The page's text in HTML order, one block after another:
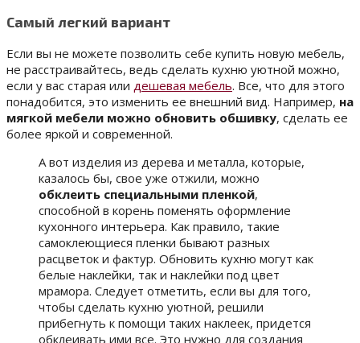
Самый легкий вариант
Если вы не можете позволить себе купить новую мебель,
не расстраивайтесь, ведь сделать кухню уютной можно,
если у вас старая или дешевая мебель. Все, что для этого
понадобится, это изменить ее внешний вид. Например, на
мягкой мебели можно обновить обшивку, сделать ее
более яркой и современной.
А вот изделия из дерева и металла, которые,
казалось бы, свое уже отжили, можно
обклеить специальными пленкой,
способной в корень поменять оформление
кухонного интерьера. Как правило, такие
самоклеющиеся пленки бывают разных
расцветок и фактур. Обновить кухню могут как
белые наклейки, так и наклейки под цвет
мрамора. Следует отметить, если вы для того,
чтобы сделать кухню уютной, решили
прибегнуть к помощи таких наклеек, придется
обклеивать ими все. Это нужно для создания